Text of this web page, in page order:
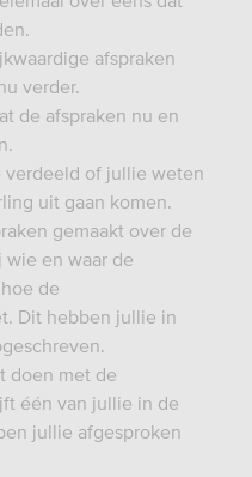
afspraken
verder.
de afspraken nu en
verdeeld of jullie weten
uit gaan komen.
gemaakt over de
en waar de
de
Dit hebben jullie in
doen met de
één van jullie in de
jullie afgesproken